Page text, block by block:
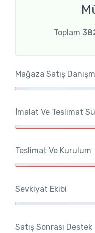
Toplam
Mağaza Satış
İmalat Ve Teslimat
Teslimat Ve Kurulum
Sevkiyat Ekibi
Satış Sonrası Destek